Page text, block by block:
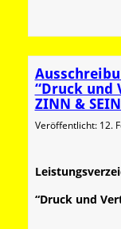
“Druck und
ZINN &
Veröffentlicht: 12.
“Druck und